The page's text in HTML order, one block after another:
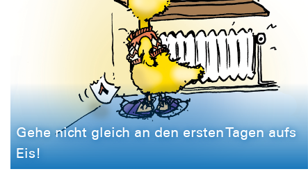
Gehe nicht gleich an den ersten Tagen aufs
Eis!